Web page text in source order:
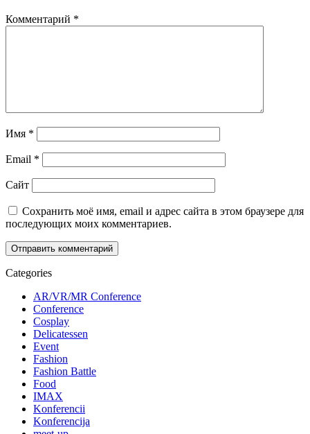
Комментарий *
Имя *
Email *
Сайт
Сохранить моё имя, email и адрес сайта в этом браузере для
последующих моих комментариев.
Categories
AR/VR/MR Conference
Conference
Cosplay
Delicatessen
Event
Fashion
Fashion Battle
Food
IMAX
Konferencii
Konferencija